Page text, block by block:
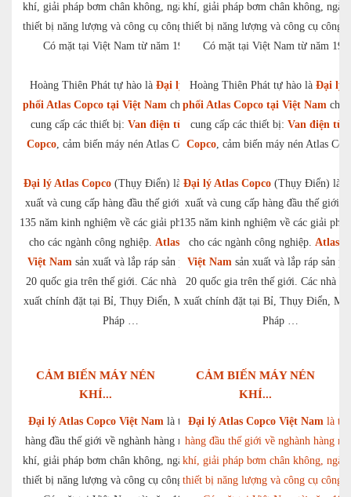
khí, giải pháp bơm chân không, ngành hàng
thiết bị năng lượng và công cụ công nghiệp.
Có mặt tại Việt Nam từ năm 1993.
Hoàng Thiên Phát tự hào là Đại lý phân
phối Atlas Copco tại Việt Nam chuyên gia
cung cấp các thiết bị: Van điện từ Atlas
Copco, cảm biến máy nén Atlas Copco,…
Đại lý Atlas Copco (Thụy Điển) là nhà sản
xuất và cung cấp hàng đầu thế giới với hơn
135 năm kinh nghiệm về các giải pháp tối ưu
cho các ngành công nghiệp. Atlas Copco
Việt Namsản xuất và lắp ráp sản phẩm tại
20 quốc gia trên thế giới. Các nhà máy sản
xuất chính đặt tại Bỉ, Thụy Điển, Mỹ, Đức,
Pháp …
CẢM BIẾN MÁY NÉN
KHÍ...
khí, giải pháp bơm chân không,
thiết bị năng lượng và công cụ công
Có mặt tại Việt Nam từ năm
Hoàng Thiên Phát tự hào là Đại lý
phối Atlas Copco tại Việt Nam
cung cấp các thiết bị: Van điện từ
Copco, cảm biến máy nén Atlas
Đại lý Atlas Copco (Thụy Điển) là
xuất và cung cấp hàng đầu thế giới
135 năm kinh nghiệm về các giải
cho các ngành công nghiệp. Atlas
Việt Namsản xuất và lắp ráp sản
20 quốc gia trên thế giới. Các nhà
xuất chính đặt tại Bỉ, Thụy Điển,
Pháp …
CẢM BIẾN MÁY NÉN
KHÍ...
Đại lý Atlas Copco Việt Namlà tập toàn
hàng đầu thế giới về nghành hàng máy nén
khí, giải pháp bơm chân không, ngành hàng
thiết bị năng lượng và công cụ công nghiệp.
Đại lý Atlas Copco Việt Namlà
hàng đầu thế giới về nghành hàng
khí, giải pháp bơm chân không,
thiết bị năng lượng và công cụ công